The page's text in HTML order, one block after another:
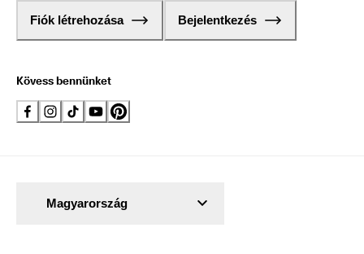
Fiók létrehozása Bejelentkezés
Kövess bennünket
Magyarország